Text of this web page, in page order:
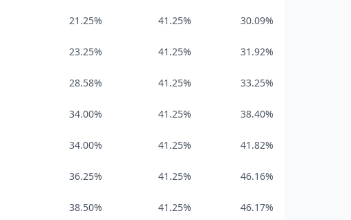
21.25% 41.25% 30.09%
23.25% 41.25% 31.92%
28.58% 41.25% 33.25%
34.00% 41.25% 38.40%
34.00% 41.25% 41.82%
36.25% 41.25% 46.16%
38.50% 41.25% 46.17%